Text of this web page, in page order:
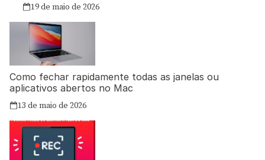
19 de maio de 2026
Como fechar rapidamente todas as janelas ou
aplicativos abertos no Mac
13 de maio de 2026